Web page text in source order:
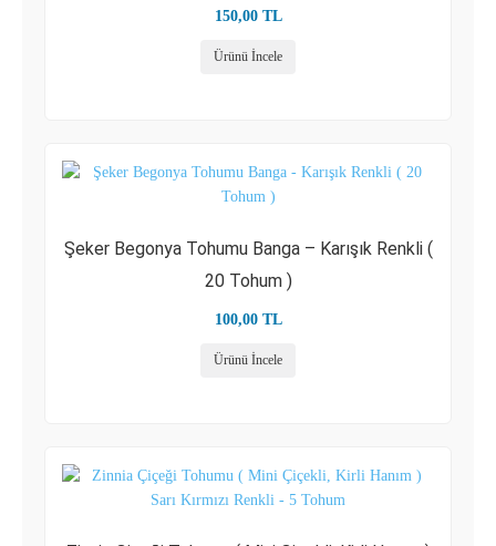
150,00 TL
Ürünü İncele
Şeker Begonya Tohumu Banga – Karışık Renkli (
20 Tohum )
100,00 TL
Ürünü İncele